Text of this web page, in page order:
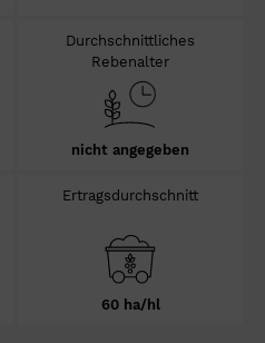
Durchschnittliches
Rebenalter
nicht angegeben
Ertragsdurchschnitt
60 ha/hl